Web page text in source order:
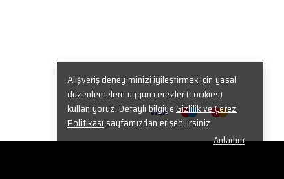
Alışveriş deneyiminizi iyileştirmek için yasal
düzenlemelere uygun çerezler (cookies)
kullanıyoruz. Detaylı bilgiye Gizlilik ve Çerez
Politikası sayfamızdan erişebilirsiniz.
Anladım